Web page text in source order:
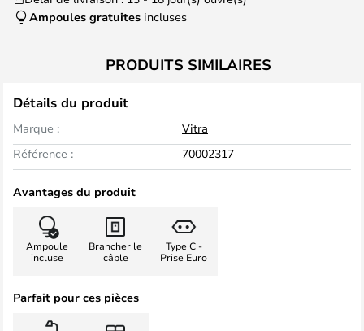
Ampoules gratuites incluses
PRODUITS SIMILAIRES
Détails du produit
Marque :
Vitra
Référence :
70002317
Avantages du produit
Ampoule
incluse
Brancher le
câble
Type C -
Prise Euro
Parfait pour ces pièces